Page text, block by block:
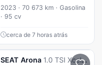
2023 · 70 673 km · Gasolina
· 95 cv
cerca de 7 horas atrás
SEAT Arona 1.0 TSI Xcellence